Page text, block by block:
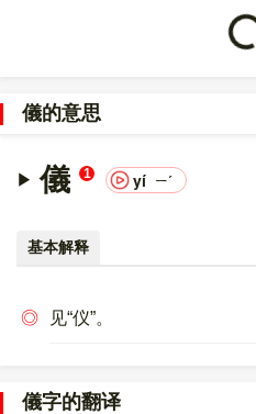
。
Loading...
儀的意思
儀 1 yí ㄧˊ
基本解释
◎ 见“仪”。
儀字的翻译